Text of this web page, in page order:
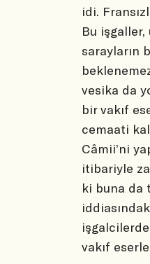
idi.
Bu
sarayların
vesika da
bir vakıf
cemaati
Câmii’ni
itibariyle
ki buna da
vakıf